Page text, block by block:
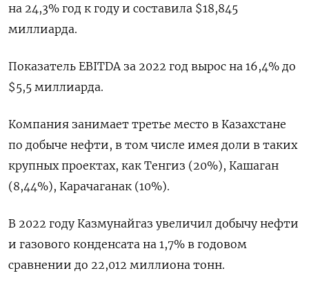
на 24,3% год к году и составила $18,845
миллиарда.
Показатель EBITDA за 2022 год вырос на 16,4% до
$5,5 миллиарда.
Компания занимает третье место в Казахстане
по добыче нефти, в том числе имея доли в таких
крупных проектах, как Тенгиз (20%), Кашаган
(8,44%), Карачаганак (10%).
В 2022 году Казмунайгаз увеличил добычу нефти
и газового конденсата на 1,7% в годовом
сравнении до 22,012 миллиона тонн.